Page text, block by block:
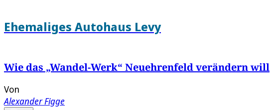
Ehemaliges Autohaus Levy
Wie das „Wandel-Werk“ Neuehrenfeld verändern will
Von
Alexander Figge